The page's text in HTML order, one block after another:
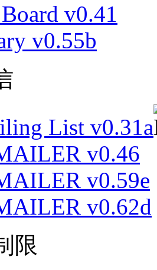
v0.41
v0.55b
List v0.31a
v0.46
v0.59e
v0.62d
限